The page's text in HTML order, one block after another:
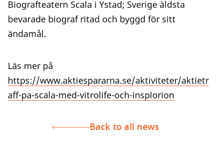
Biografteatern Scala i Ystad; Sverige äldsta
bevarade biograf ritad och byggd för sitt
ändamål.
Läs mer på
https://www.aktiespararna.se/aktiviteter/aktietr
aff-pa-scala-med-vitrolife-och-insplorion
Back to all news